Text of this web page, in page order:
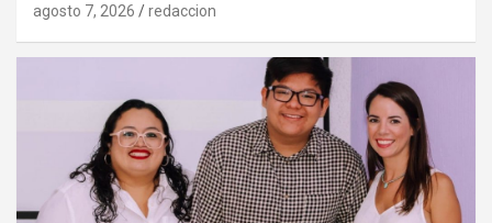
agosto 7, 2026 redaccion